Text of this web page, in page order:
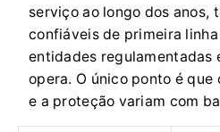
serviço ao longo dos anos,
confiáveis ​​de primeira
entidades regulamentadas
opera. O único ponto é
e a proteção variam com